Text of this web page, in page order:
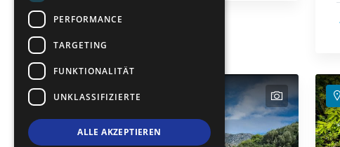
text
PERFORMANCE
TARGETING
FUNKTIONALITÄT
UNKLASSIFIZIERTE
ALLE AKZEPTIEREN